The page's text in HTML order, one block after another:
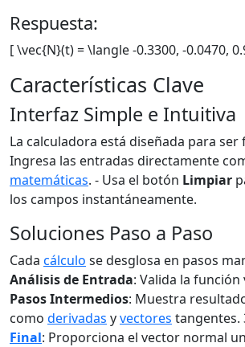
Respuesta:
[ \vec{N}(t) = \langle -0.3300, -0.0470,
Características Clave
Interfaz Simple e Intuitiva
La calculadora está diseñada para ser
Ingresa las entradas directamente
matemáticas. - Usa el botón Limpiar
los campos instantáneamente.
Soluciones Paso a Paso
Cada cálculo se desglosa en pasos
Análisis de Entrada: Valida la función
Pasos Intermedios: Muestra
como derivadas yvectores tangentes.
Final: Proporciona el vector normal